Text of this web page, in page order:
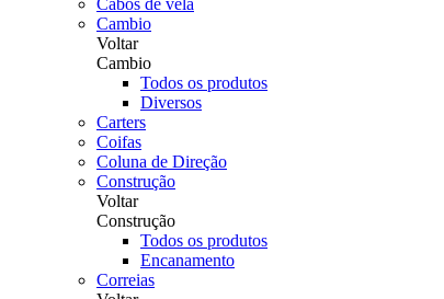
Cabos de vela
Cambio
Voltar
Cambio
Todos os produtos
Diversos
Carters
Coifas
Coluna de Direção
Construção
Voltar
Construção
Todos os produtos
Encanamento
Correias